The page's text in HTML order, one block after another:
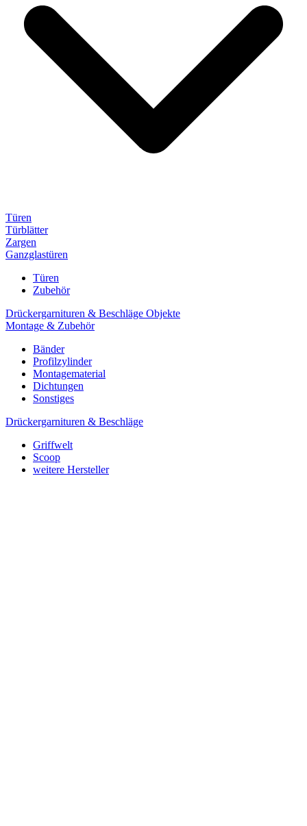
Türen
Türblätter
Zargen
Ganzglastüren
Türen
Zubehör
Drückergarnituren & Beschläge Objekte
Montage & Zubehör
Bänder
Profilzylinder
Montagematerial
Dichtungen
Sonstiges
Drückergarnituren & Beschläge
Griffwelt
Scoop
weitere Hersteller